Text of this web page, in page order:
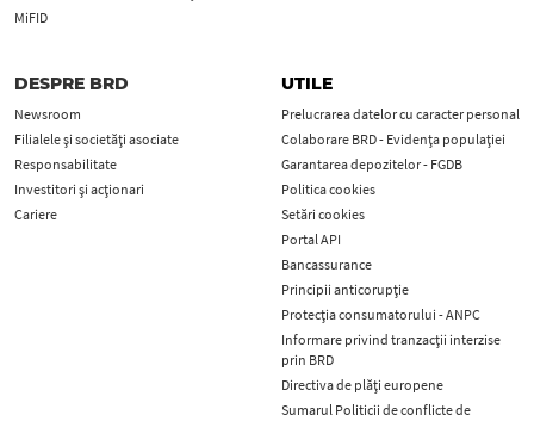
MiFID
DESPRE BRD
Newsroom
Filialele și societăți asociate
Responsabilitate
Investitori și acționari
Cariere
UTILE
Prelucrarea datelor cu caracter personal
Colaborare BRD - Evidența populației
Garantarea depozitelor - FGDB
Politica cookies
Setări cookies
Portal API
Bancassurance
Principii anticorupţie
Protecţia consumatorului - ANPC
Informare privind tranzacții interzise
prin BRD
Directiva de plăți europene
Sumarul Politicii de conflicte de